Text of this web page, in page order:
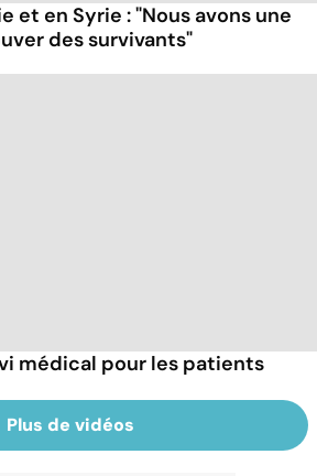
et en Syrie : "Nous avons une
des survivants"
médical pour les patients
Plus de vidéos